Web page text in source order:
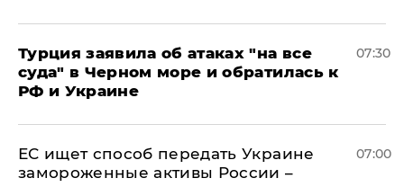
Турция заявила об атаках "на все
суда" в Черном море и обратилась к
РФ и Украине
07:30
ЕС ищет способ передать Украине
замороженные активы России –
07:00